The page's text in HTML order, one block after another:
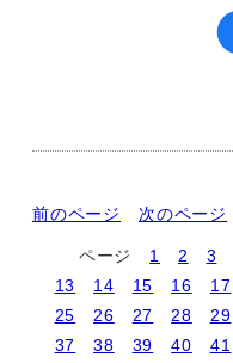
前のページ 次のページ
ページ 1 2 3
13
14 15 16 17
25
26 27 28 29
37
38 39 40 41